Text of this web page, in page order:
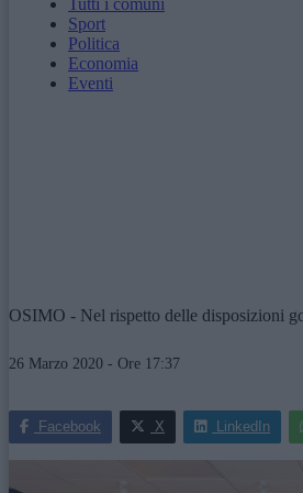
Sport
Politica
Economia
Eventi
OSIMO - Nel rispetto delle disposizioni
26 Marzo 2020 - Ore 17:37
Facebook X LinkedIn